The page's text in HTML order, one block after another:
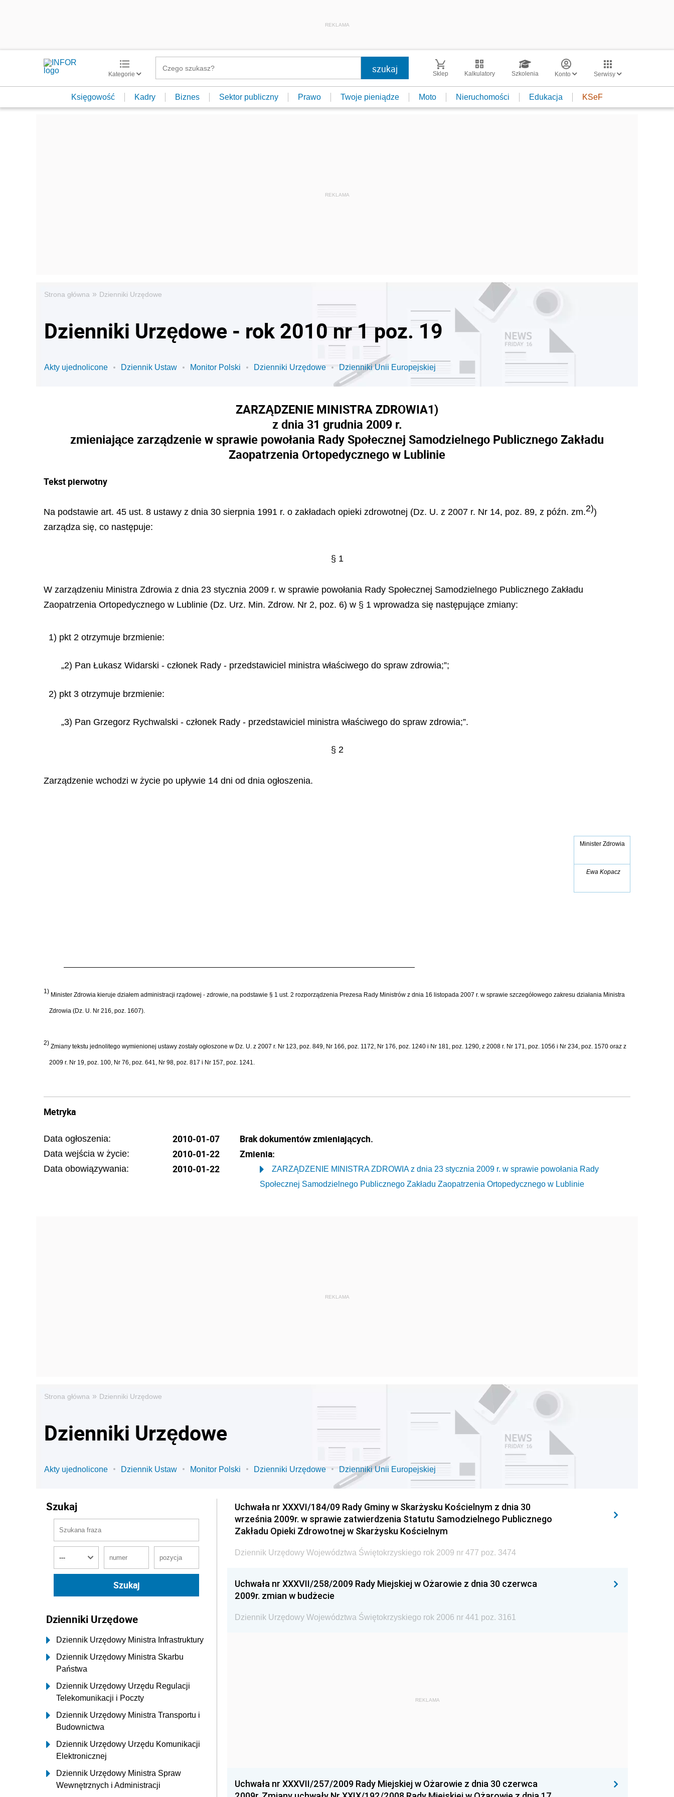
REKLAMA
Kategorie Sklep Kalkulatory Szkolenia Konto Serwisy
Księgowość Kadry Biznes Sektor publiczny Prawo Twoje pieniądze Moto Nieruchomości Edukacja KSeF
Strona główna » Dzienniki Urzędowe
Dzienniki Urzędowe - rok 2010 nr 1 poz. 19
Akty ujednolicone Dziennik Ustaw Monitor Polski Dzienniki Urzędowe Dzienniki Unii Europejskiej
ZARZĄDZENIE MINISTRA ZDROWIA1)
z dnia 31 grudnia 2009 r.
zmieniające zarządzenie w sprawie powołania Rady Społecznej Samodzielnego Publicznego Zakładu
Zaopatrzenia Ortopedycznego w Lublinie
Tekst pierwotny
Na podstawie art. 45 ust. 8 ustawy z dnia 30 sierpnia 1991 r. o zakładach opieki zdrowotnej (Dz. U. z 2007 r. Nr 14, poz. 89, z późn. zm.2))
zarządza się, co następuje:
§ 1
W zarządzeniu Ministra Zdrowia z dnia 23 stycznia 2009 r. w sprawie powołania Rady Społecznej Samodzielnego Publicznego Zakładu
Zaopatrzenia Ortopedycznego w Lublinie (Dz. Urz. Min. Zdrow. Nr 2, poz. 6) w § 1 wprowadza się następujące zmiany:
1) pkt 2 otrzymuje brzmienie:
„2) Pan Łukasz Widarski - członek Rady - przedstawiciel ministra właściwego do spraw zdrowia;”;
2) pkt 3 otrzymuje brzmienie:
„3) Pan Grzegorz Rychwalski - członek Rady - przedstawiciel ministra właściwego do spraw zdrowia;”.
§ 2
Zarządzenie wchodzi w życie po upływie 14 dni od dnia ogłoszenia.
Minister Zdrowia
Ewa Kopacz
1) Minister Zdrowia kieruje działem administracji rządowej - zdrowie, na podstawie § 1 ust. 2 rozporządzenia Prezesa Rady Ministrów z dnia 16 listopada 2007 r. w sprawie szczegółowego zakresu działania Ministra
Zdrowia (Dz. U. Nr 216, poz. 1607).
2) Zmiany tekstu jednolitego wymienionej ustawy zostały ogłoszone w Dz. U. z 2007 r. Nr 123, poz. 849, Nr 166, poz. 1172, Nr 176, poz. 1240 i Nr 181, poz. 1290, z 2008 r. Nr 171, poz. 1056 i Nr 234, poz. 1570 oraz z
2009 r. Nr 19, poz. 100, Nr 76, poz. 641, Nr 98, poz. 817 i Nr 157, poz. 1241.
Metryka
Data ogłoszenia: 2010-01-07
Data wejścia w życie: 2010-01-22
Data obowiązywania: 2010-01-22
Brak dokumentów zmieniających.
Zmienia:
ZARZĄDZENIE MINISTRA ZDROWIA z dnia 23 stycznia 2009 r. w sprawie powołania Rady
Społecznej Samodzielnego Publicznego Zakładu Zaopatrzenia Ortopedycznego w Lublinie
Strona główna » Dzienniki Urzędowe
Dzienniki Urzędowe
Akty ujednolicone Dziennik Ustaw Monitor Polski Dzienniki Urzędowe Dzienniki Unii Europejskiej
Szukaj
Dzienniki Urzędowe
Dziennik Urzędowy Ministra Infrastruktury
Dziennik Urzędowy Ministra Skarbu
Państwa
Dziennik Urzędowy Urzędu Regulacji
Telekomunikacji i Poczty
Dziennik Urzędowy Ministra Transportu i
Budownictwa
Dziennik Urzędowy Urzędu Komunikacji
Elektronicznej
Dziennik Urzędowy Ministra Spraw
Wewnętrznych i Administracji
Uchwała nr XXXVI/184/09 Rady Gminy w Skarżysku Kościelnym z dnia 30
września 2009r. w sprawie zatwierdzenia Statutu Samodzielnego Publicznego
Zakładu Opieki Zdrowotnej w Skarżysku Kościelnym
Dziennik Urzędowy Województwa Świętokrzyskiego rok 2009 nr 477 poz. 3474
Uchwała nr XXXVII/258/2009 Rady Miejskiej w Ożarowie z dnia 30 czerwca
2009r. zmian w budżecie
Dziennik Urzędowy Województwa Świętokrzyskiego rok 2006 nr 441 poz. 3161
REKLAMA
Uchwała nr XXXVII/257/2009 Rady Miejskiej w Ożarowie z dnia 30 czerwca